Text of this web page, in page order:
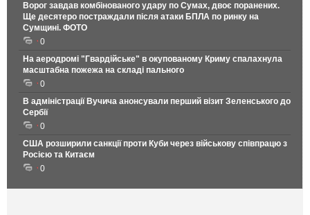
Ворог завдав комбінованого удару по Сумах, двоє поранених.
Ще десятеро постраждали після атаки БПЛА по ринку на
Сумщині. ФОТО
0
На аеродромі "Гвардійське" в окупованому Криму спалахнула
масштабна пожежа на складі пального
0
В адміністрації Вучича анонсували перший візит Зеленського до
Сербії
0
США розширили санкції проти Куби через військову співпрацю з
Росією та Китаєм
0